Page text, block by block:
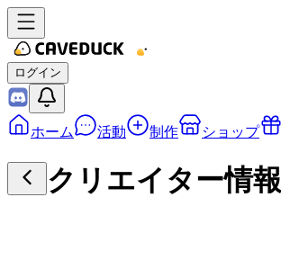
ログイン
ホーム 活動 制作 ショップ
クリエイター情報